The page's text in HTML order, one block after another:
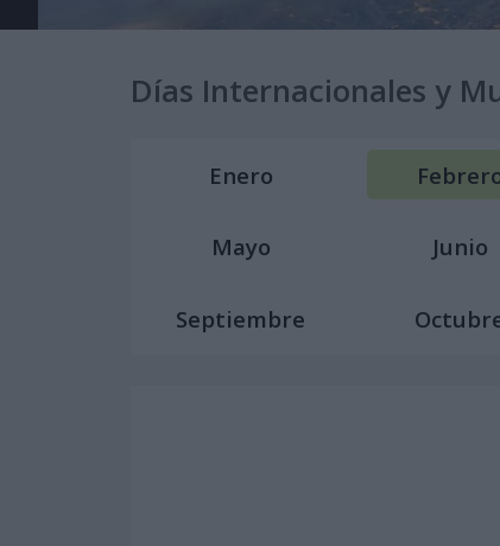
Días Internacionales y
Enero
Mayo Junio
Septiembre